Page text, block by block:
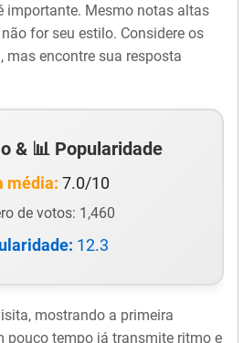
importante. Mesmo notas altas
for seu estilo. Considere os
mas encontre sua resposta
& 📊 Popularidade
média: 7.0/10
de votos: 1,460
12.3
mostrando a primeira
pouco tempo já transmite ritmo e